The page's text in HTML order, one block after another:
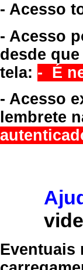
- Acesso
- Acesso
desde
tela: - É
- Acesso
lembrete
Eventuais